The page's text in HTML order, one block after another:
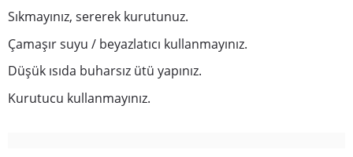
Sıkmayınız, sererek kurutunuz.
Çamaşır suyu / beyazlatıcı kullanmayınız.
Düşük ısıda buharsız ütü yapınız.
Kurutucu kullanmayınız.